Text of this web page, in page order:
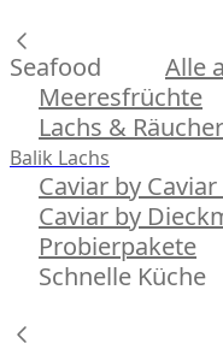
Seafood Alle
Meeresfrüchte
Lachs &
Balik Lachs
Caviar by
Caviar by
Probierpakete
Schnelle Küche